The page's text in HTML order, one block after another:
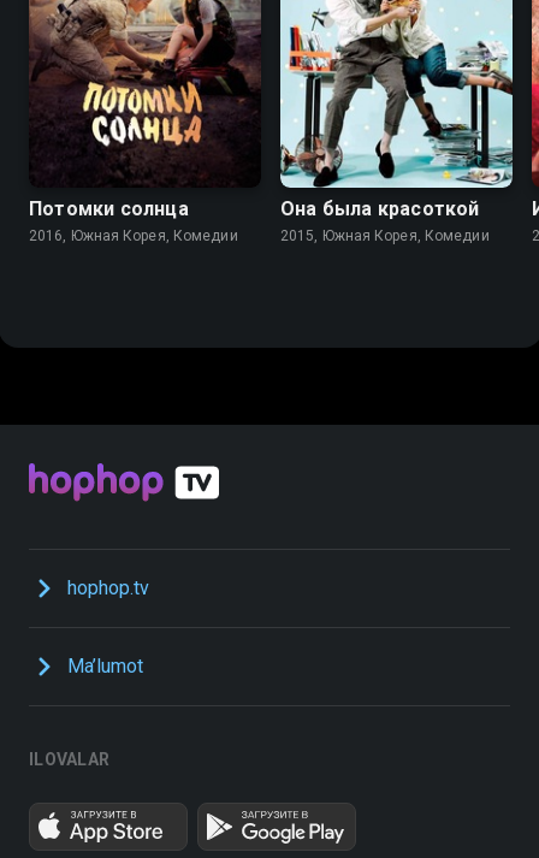
8.5 8.2
Потомки солнца
2016, Южная Корея, Комедии
7.8 7.5
Она была красоткой
2015, Южная Корея, Комедии
hophop.tv
Ma’lumot
ILOVALAR